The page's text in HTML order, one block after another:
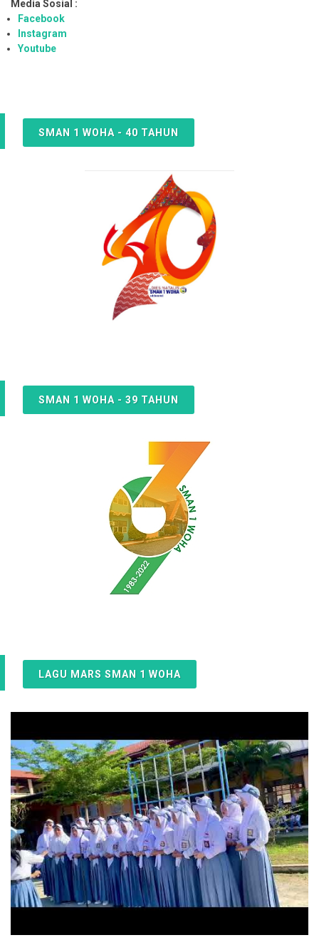
Media Sosial :
Facebook
Instagram
Youtube
SMAN 1 WOHA - 40 TAHUN
SMAN 1 WOHA - 39 TAHUN
LAGU MARS SMAN 1 WOHA